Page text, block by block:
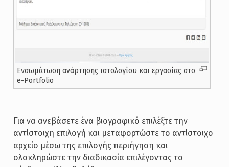
Ενσωμάτωση ανάρτησης ιστολογίου και εργασίας στο
e-Portfolio
Για να ανεβάσετε ένα βιογραφικό επιλέξτε την
αντίστοιχη επιλογή και μεταφορτώστε το αντίστοιχο
αρχείο μέσω της επιλογής περιήγηση και
ολοκληρώστε την διαδικασία επιλέγοντας το